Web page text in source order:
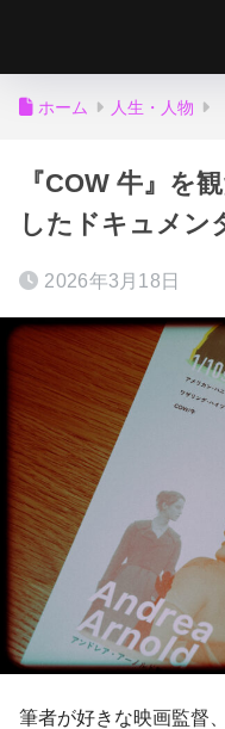
ホーム 人生・人物
『COW 牛』を
したドキュメン
2026年3月18日
筆者が好きな映画監督